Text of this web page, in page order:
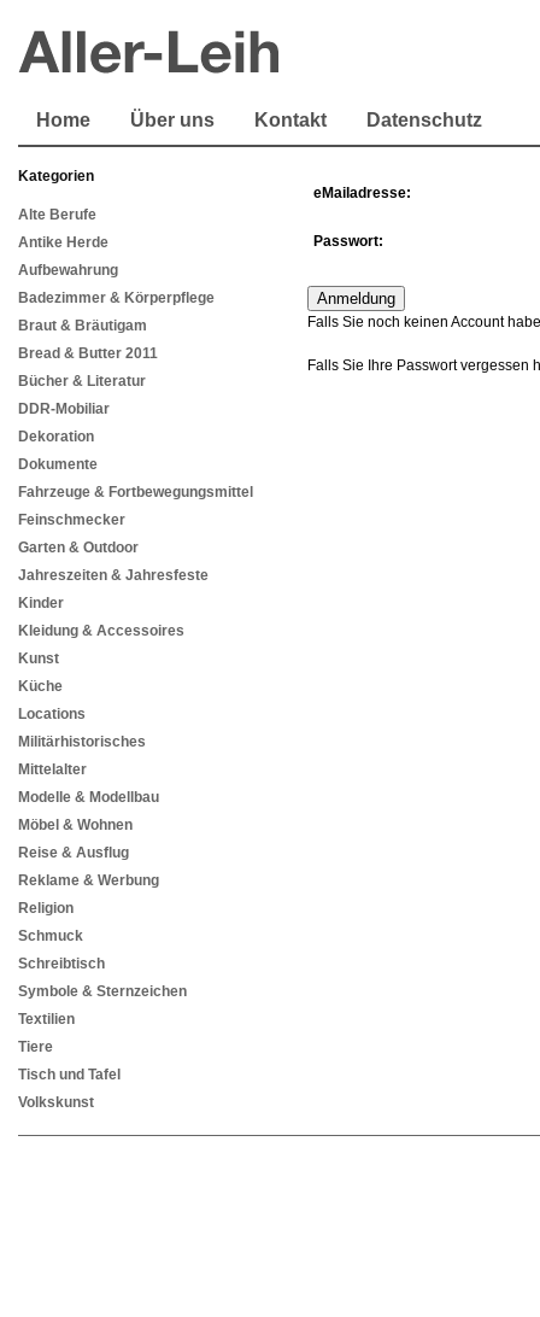
Home Über uns Kontakt Datenschutz
Kategorien
Alte Berufe
Antike Herde
Aufbewahrung
Badezimmer & Körperpflege
Braut & Bräutigam
Bread & Butter 2011
Bücher & Literatur
DDR-Mobiliar
Dekoration
Dokumente
Fahrzeuge & Fortbewegungsmittel
Feinschmecker
Garten & Outdoor
Jahreszeiten & Jahresfeste
Kinder
Kleidung & Accessoires
Kunst
Küche
Locations
Militärhistorisches
Mittelalter
Modelle & Modellbau
Möbel & Wohnen
Reise & Ausflug
Reklame & Werbung
Religion
Schmuck
Schreibtisch
Symbole & Sternzeichen
Textilien
Tiere
Tisch und Tafel
Volkskunst
eMailadresse:
Passwort:
Falls Sie noch keinen Account
Falls Sie Ihre Passwort vergessen